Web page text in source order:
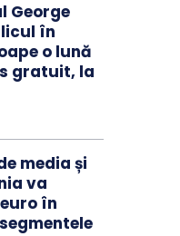
George
în
o lună
gratuit, la
media și
va
în